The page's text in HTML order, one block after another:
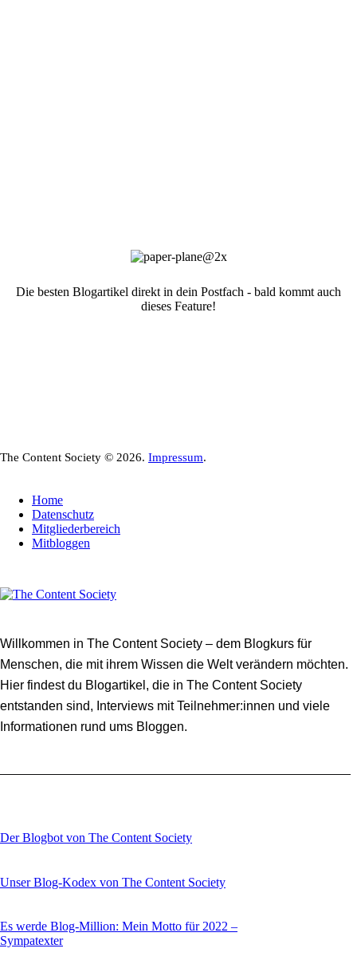
Die besten Blogartikel direkt in dein Postfach - bald kommt auch
dieses Feature!
The Content Society © 2026. Impressum.
Home
Datenschutz
Mitgliederbereich
Mitbloggen
Willkommen in The Content Society – dem Blogkurs für
Menschen, die mit ihrem Wissen die Welt verändern möchten.
Hier findest du Blogartikel, die in The Content Society
entstanden sind, Interviews mit Teilnehmer:innen und viele
Informationen rund ums Bloggen.
Der Blogbot von The Content Society
Unser Blog-Kodex von The Content Society
Es werde Blog-Million: Mein Motto für 2022 –
Sympatexter